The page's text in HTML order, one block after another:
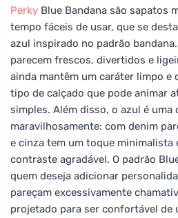
Perky Blue Bandana são sapatos
tempo fáceis de usar, que se
azul inspirado no padrão
parecem frescos, divertidos e
ainda mantêm um caráter limpo e
tipo de calçado que pode animar
simples. Além disso, o azul é uma
maravilhosamente: com denim
e cinza tem um toque minimalista
contraste agradável. O padrão
quem deseja adicionar
pareçam excessivamente
projetado para ser confortável de